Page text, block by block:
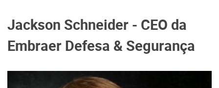
Jackson Schneider - CEO da
Embraer Defesa & Segurança